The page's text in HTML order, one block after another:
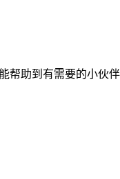
帮助到有需要的小伙